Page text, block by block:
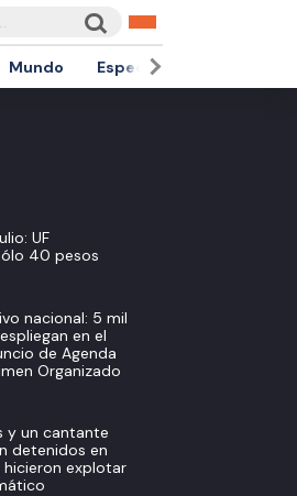
Mundo Espectáculos
UF
40 pesos
nacional: 5 mil
en el
de Agenda
Organizado
y un cantante
detenidos en
explotar